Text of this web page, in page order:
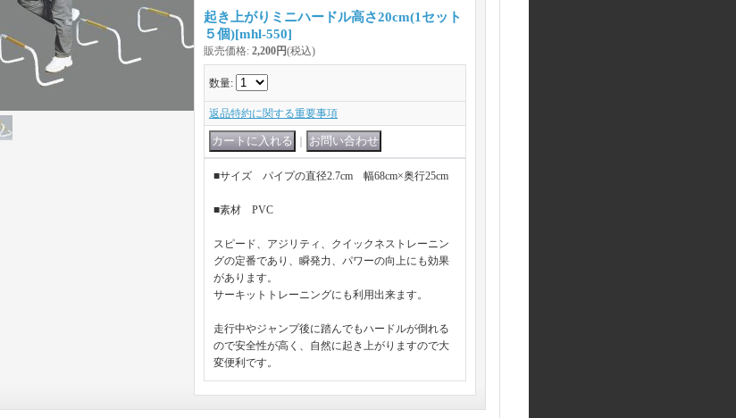
起き上がりミニハードル高さ20cm(1セット
５個)[mhl-550]
販売価格: 2,200円(税込)
数量:
返品特約に関する重要事項
■サイズ パイプの直径2.7cm 幅68cm×奥行25cm
■素材 PVC
スピード、アジリティ、クイックネストレーニン
グの定番であり、瞬発力、パワーの向上にも効果
があります。
サーキットトレーニングにも利用出来ます。
走行中やジャンプ後に踏んでもハードルが倒れる
ので安全性が高く、自然に起き上がりますので大
変便利です。